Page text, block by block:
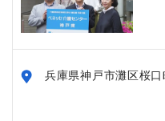
兵庫県神戸市灘区桜